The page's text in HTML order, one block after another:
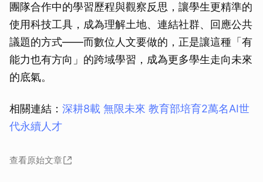
團隊合作中的學習歷程與觀察反思，讓學生更精準的
使用科技工具，成為理解土地、連結社群、回應公共
議題的方式——而數位人文要做的，正是讓這種「有
能力也有方向」的跨域學習，成為更多學生走向未來
的底氣。
相關連結： 深耕8載 無限未來 教育部培育2萬名AI世
代永續人才
查看原始文章